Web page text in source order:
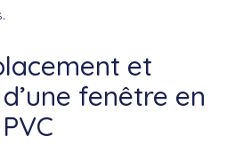
et
fenêtre en
PVC